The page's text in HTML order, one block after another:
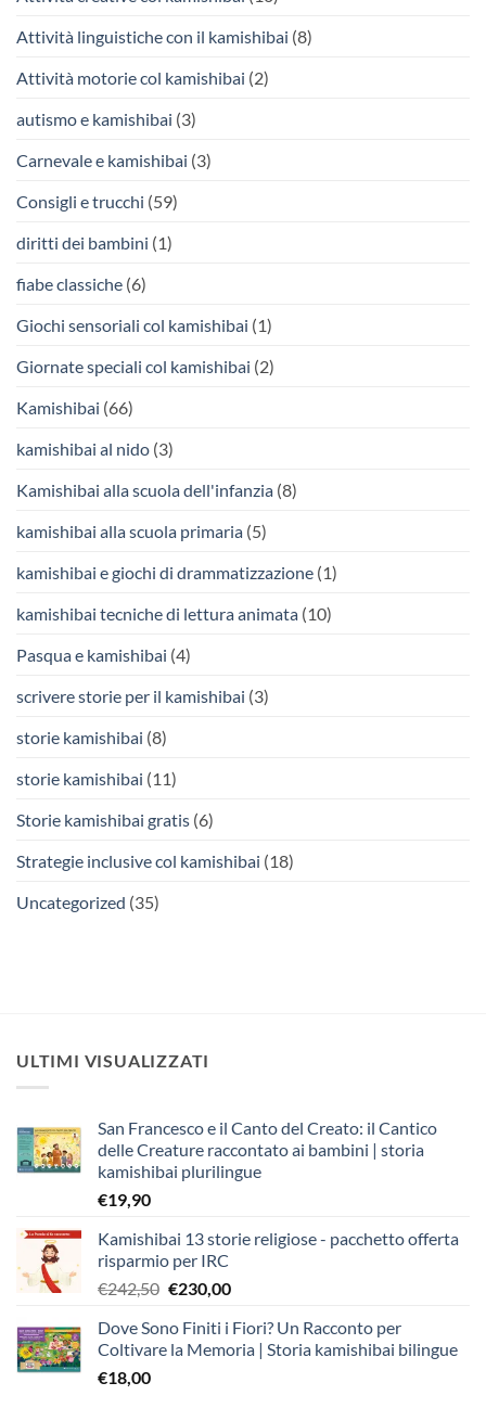
Attività linguistiche con il kamishibai (8)
Attività motorie col kamishibai (2)
autismo e kamishibai (3)
Carnevale e kamishibai (3)
Consigli e trucchi (59)
diritti dei bambini (1)
fiabe classiche (6)
Giochi sensoriali col kamishibai (1)
Giornate speciali col kamishibai (2)
Kamishibai (66)
kamishibai al nido (3)
Kamishibai alla scuola dell'infanzia (8)
kamishibai alla scuola primaria (5)
kamishibai e giochi di drammatizzazione (1)
kamishibai tecniche di lettura animata (10)
Pasqua e kamishibai (4)
scrivere storie per il kamishibai (3)
storie kamishibai (8)
storie kamishibai (11)
Storie kamishibai gratis (6)
Strategie inclusive col kamishibai (18)
Uncategorized (35)
ULTIMI VISUALIZZATI
San Francesco e il Canto del Creato: il Cantico
delle Creature raccontato ai bambini | storia
kamishibai plurilingue
€19,90
Kamishibai 13 storie religiose - pacchetto offerta
risparmio per IRC
€242,50 Il
originale
era:
€230,00Il
attuale
è:
Dove Sono Finiti i Fiori? Un Racconto per
Coltivare la Memoria | Storia kamishibai bilingue
€18,00